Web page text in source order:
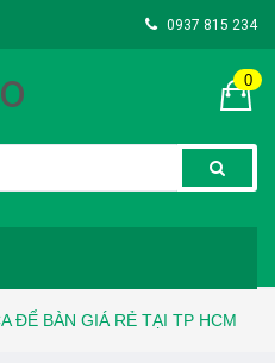
0937 815 234
0
ĐỂ BÀN GIÁ RẺ TẠI TP HCM